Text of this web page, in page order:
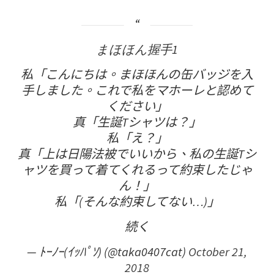
まほほん握手1
私「こんにちは。まほほんの缶バッジを入
手しました。これで私をマホーレと認めて
ください」
真「生誕Tシャツは？」
私「え？」
真「上は日陽法被でいいから、私の生誕Tシ
ャツを買って着てくれるって約束したじゃ
ん！」
私「(そんな約束してない…)」
続く
— ﾄｰﾉｰ(ｲｯﾊﾟｿ) (@taka0407cat) October 21,
2018